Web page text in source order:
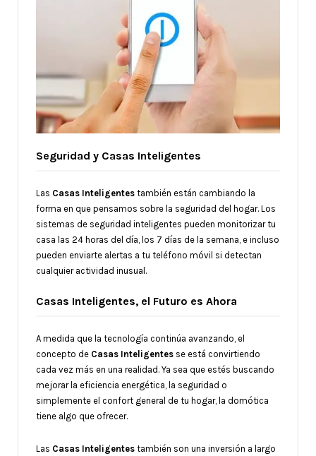
Seguridad y Casas Inteligentes
Las Casas Inteligentes también están cambiando la
forma en que pensamos sobre la seguridad del hogar. Los
sistemas de seguridad inteligentes pueden monitorizar tu
casa las 24 horas del día, los 7 días de la semana, e incluso
pueden enviarte alertas a tu teléfono móvil si detectan
cualquier actividad inusual.
Casas Inteligentes, el Futuro es Ahora
A medida que la tecnología continúa avanzando, el
concepto de Casas Inteligentes se está convirtiendo
cada vez más en una realidad. Ya sea que estés buscando
mejorar la eficiencia energética, la seguridad o
simplemente el confort general de tu hogar, la domótica
tiene algo que ofrecer.
Las Casas Inteligentes también son una inversión a largo